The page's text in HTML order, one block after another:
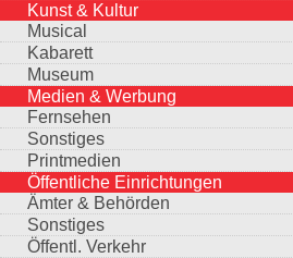
Kunst & Kultur
Musical
Kabarett
Museum
Medien & Werbung
Fernsehen
Sonstiges
Printmedien
Öffentliche Einrichtungen
Ämter & Behörden
Sonstiges
Öffentl. Verkehr